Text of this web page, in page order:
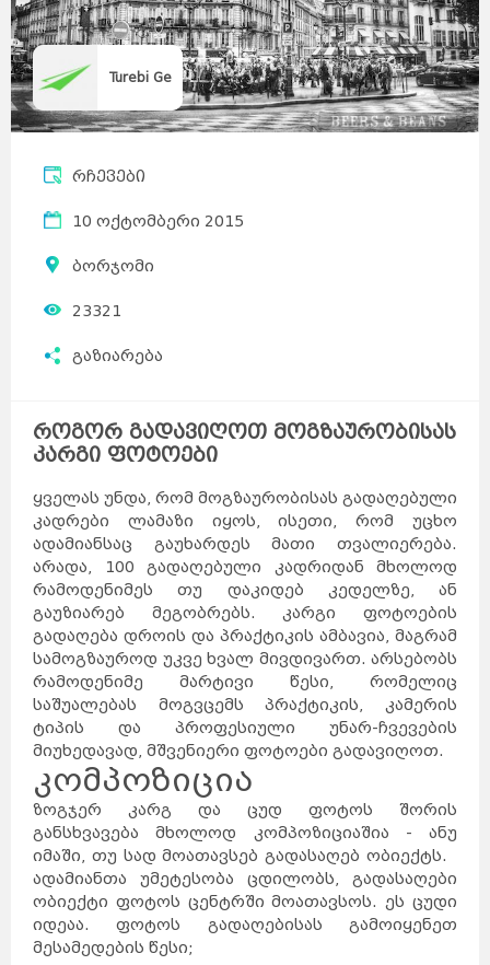
Turebi Ge
რჩევები
10 ოქტომბერი 2015
ბორჯომი
23321
გაზიარება
როგორ გადავიღოთ მოგზაურობისას
კარგი ფოტოები
ყველას უნდა, რომ მოგზაურობისას გადაღებული
კადრები ლამაზი იყოს, ისეთი, რომ უცხო
ადამიანსაც გაუხარდეს მათი თვალიერება.
არადა, 100 გადაღებული კადრიდან მხოლოდ
რამოდენიმეს თუ დაკიდებ კედელზე, ან
გაუზიარებ მეგობრებს. კარგი ფოტოების
გადაღება დროის და პრაქტიკის ამბავია, მაგრამ
სამოგზაუროდ უკვე ხვალ მივდივართ. არსებობს
რამოდენიმე მარტივი წესი, რომელიც
საშუალებას მოგვცემს პრაქტიკის, კამერის
ტიპის და პროფესიული უნარ-ჩვევების
მიუხედავად, მშვენიერი ფოტოები გადავიღოთ.
კომპოზიცია
ზოგჯერ კარგ და ცუდ ფოტოს შორის
განსხვავება მხოლოდ კომპოზიციაშია - ანუ
იმაში, თუ სად მოათავსებ გადასაღებ ობიექტს.
ადამიანთა უმეტესობა ცდილობს, გადასაღები
ობიექტი ფოტოს ცენტრში მოათავსოს. ეს ცუდი
იდეაა. ფოტოს გადაღებისას გამოიყენეთ
მესამედების წესი;